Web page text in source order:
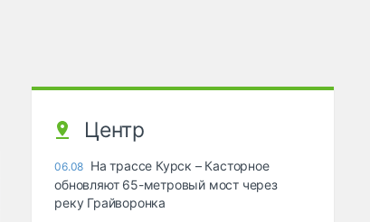
Центр
06.08 На трассе Курск – Касторное
обновляют 65-метровый мост через
реку Грайворонка